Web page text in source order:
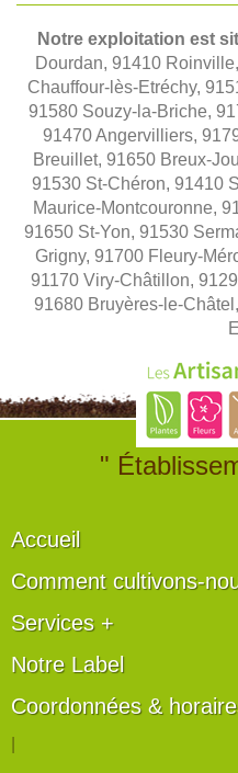
Notre exploitation est
Dourdan, 91410
Chauffour-lès-Etréchy,
91580 Souzy-la-Briche,
91470 Angervilliers,
Breuillet, 91650 Breux-
91530 St-Chéron, 91410
Maurice-Montcouronne,
91650 St-Yon, 91530
Grigny, 91700 Fleury-
91170 Viry-Châtillon,
91680 Bruyères-le-
"
Accueil
Comment cultivons-
Services +
Notre Label
Coordonnées &